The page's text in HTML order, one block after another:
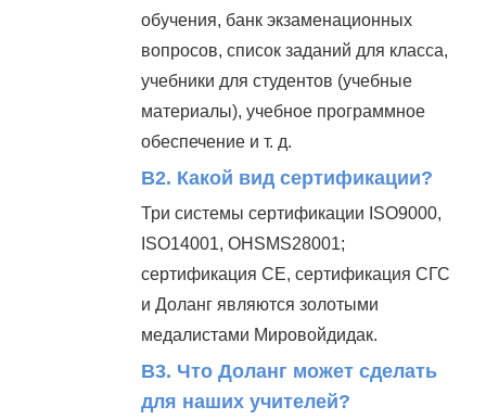
обучения, банк экзаменационных
вопросов, список заданий для класса,
учебники для студентов (учебные
материалы), учебное программное
обеспечение и т. д.
В2. Какой вид сертификации?
Три системы сертификации ISO9000,
ISO14001, OHSMS28001;
сертификация СЕ, сертификация СГС
и Доланг являются золотыми
медалистами Мировойдидак.
В3. Что Доланг может сделать
для наших учителей?